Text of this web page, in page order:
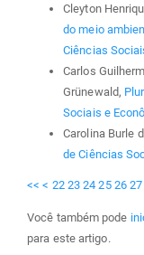
Cleyton
do meio
Ciências
Carlos
Grünewald,
Sociais e
Carolina Burle
de Ciências
<< < 22 23 24 25 26 27
Você também pode
para este artigo.